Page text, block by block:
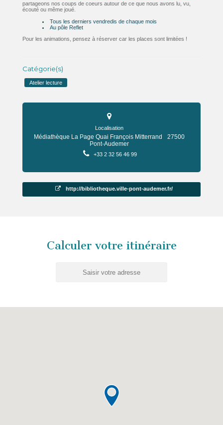
partageons nos coups de coeurs autour de ce que nous avons lu, vu,
écouté ou même joué.
Tous les derniers vendredis de chaque mois
Au pôle Reflet
Pour les animations, pensez à réserver car les places sont limitées !
Catégorie(s)
Atelier lecture
Localisation
Médiathèque La Page Quai François Mitterrand
27500
Pont-Audemer
+33 2 32 56 46 99
http://bibliotheque.ville-pont-audemer.fr/
Calculer votre itinéraire